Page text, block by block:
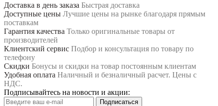
Доставка в день заказа Быстрая доставка
Доступные цены Лучшие цены на рынке благодаря прямым
поставкам
Гарантия качества Только оригинальные товары от
производителей
Клиентский сервис Подбор и консультация по товару по
телефону
Скидки Бонусы и скидки на товар постоянным клиентам
Удобная оплата Наличный и безналичный расчет. Цены с
НДС.
Подписывайтесь на новости и акции:
Подписаться